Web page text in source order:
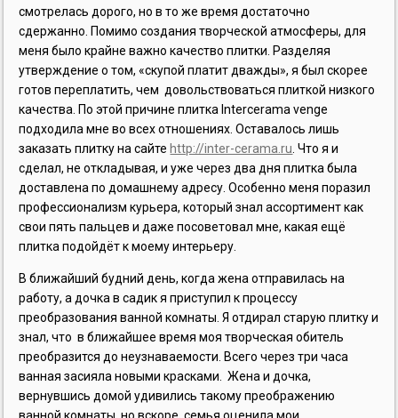
смотрелась дорого, но в то же время достаточно
сдержанно. Помимо создания творческой атмосферы, для
меня было крайне важно качество плитки. Разделяя
утверждение о том, «скупой платит дважды», я был скорее
готов переплатить, чем довольствоваться плиткой низкого
качества. По этой причине плитка Intercerama venge
подходила мне во всех отношениях. Оставалось лишь
заказать плитку на сайте http://inter-cerama.ru . Что я и
сделал, не откладывая, и уже через два дня плитка была
доставлена по домашнему адресу. Особенно меня поразил
профессионализм курьера, который знал ассортимент как
свои пять пальцев и даже посоветовал мне, какая ещё
плитка подойдёт к моему интерьеру.
В ближайший будний день, когда жена отправилась на
работу, а дочка в садик я приступил к процессу
преобразования ванной комнаты. Я отдирал старую плитку и
знал, что в ближайшее время моя творческая обитель
преобразится до неузнаваемости. Всего через три часа
ванная засияла новыми красками. Жена и дочка,
вернувшись домой удивились такому преображению
ванной комнаты, но вскоре, семья оценила мои